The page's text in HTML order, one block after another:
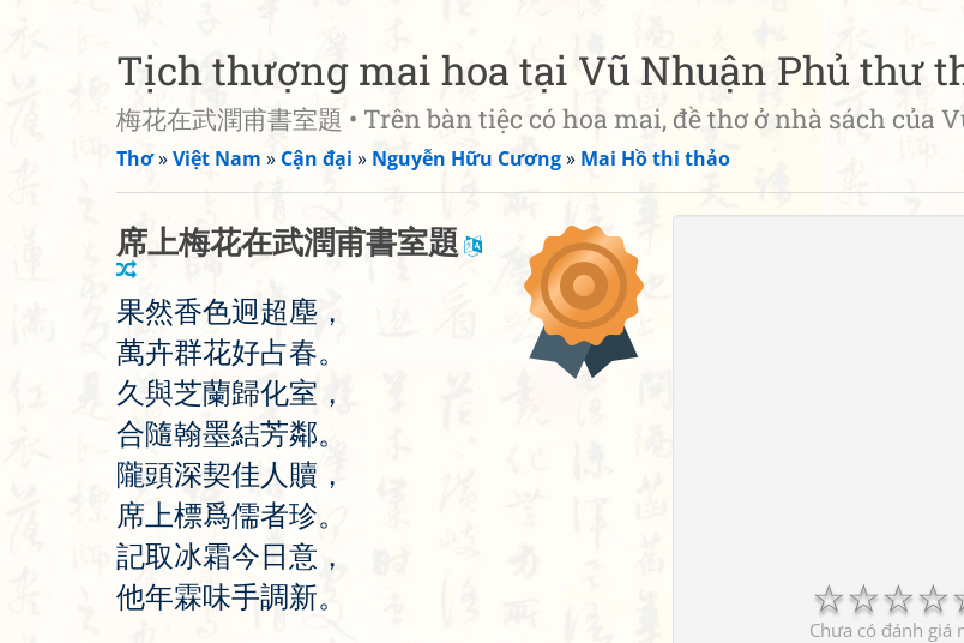
Tịch thượng mai hoa tại Vũ Nhuận Phủ thư
梅花在武潤甫書室題 • Trên bàn tiệc có hoa mai, đề thơ ở nhà sách của
Thơ»Việt Nam » Cận đại » Nguyễn Hữu Cương» Mai Hồ thi thảo
☆
☆
☆
☆
Chưa có đánh giá
席上梅花在武潤甫書室題
果然香色迥超塵 ，
萬卉群花好占春。
久與芝蘭歸化室 ，
合隨翰墨結芳鄰。
隴頭深契佳 人 贖 ，
席 上標爲儒者珍。
記取冰霜今 日 意 ，
他年霖味手調新。